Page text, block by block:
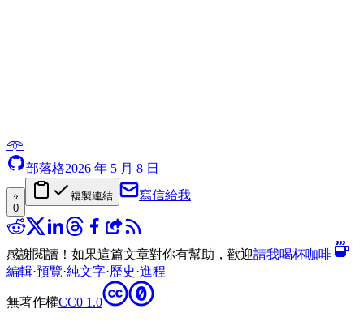
𖥸
部落格2026 年 5 月 8 日
0
複製連結 寫信給我
感謝閱讀！如果這篇文章對你有幫助，歡迎請我喝杯咖啡
編輯·預覽·純文字·歷史·進程
無著作權CC0 1.0